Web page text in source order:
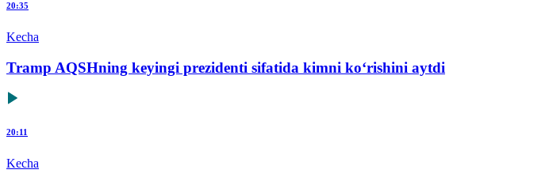
20:35
Kecha
Tramp AQSHning keyingi prezidenti sifatida kimni ko‘rishini aytdi
20:11
Kecha